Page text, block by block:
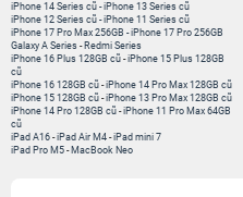
iPhone 14 Series cũ -iPhone 13 Series cũ
iPhone 12 Series cũ -iPhone 11 Series cũ
iPhone 17 Pro Max 256GB -iPhone 17 Pro 256GB
Galaxy A Series - Redmi Series
iPhone 16 Plus 128GB cũ -iPhone 15 Plus 128GB
cũ
iPhone 16 128GB cũ -iPhone 14 Pro Max 128GB cũ
iPhone 15 128GB cũ -iPhone 13 Pro Max 128GB cũ
iPhone 14 Pro 128GB cũ -iPhone 11 Pro Max 64GB
cũ
iPad A16 -iPad Air M4 -iPad mini 7
iPad Pro M5 - MacBook Neo